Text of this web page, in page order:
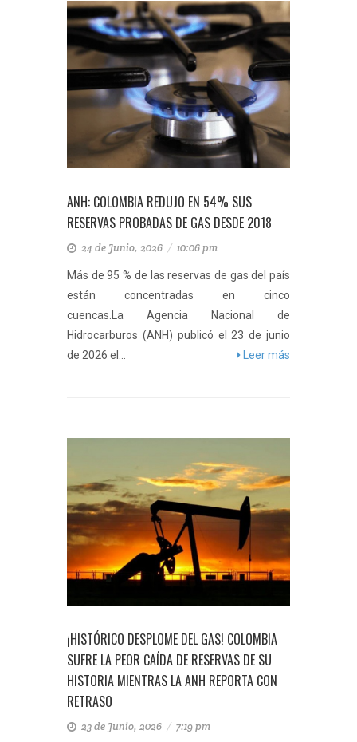
ANH: COLOMBIA REDUJO EN 54% SUS
RESERVAS PROBADAS DE GAS DESDE 2018
24 de Junio, 2026 / 10:06 pm
Más de 95 % de las reservas de gas del país
están concentradas en cinco
cuencas.La Agencia Nacional de
Hidrocarburos (ANH) publicó el 23 de junio
de 2026 el...
Leer más
¡HISTÓRICO DESPLOME DEL GAS! COLOMBIA
SUFRE LA PEOR CAÍDA DE RESERVAS DE SU
HISTORIA MIENTRAS LA ANH REPORTA CON
RETRASO
23 de Junio, 2026 / 7:19 pm